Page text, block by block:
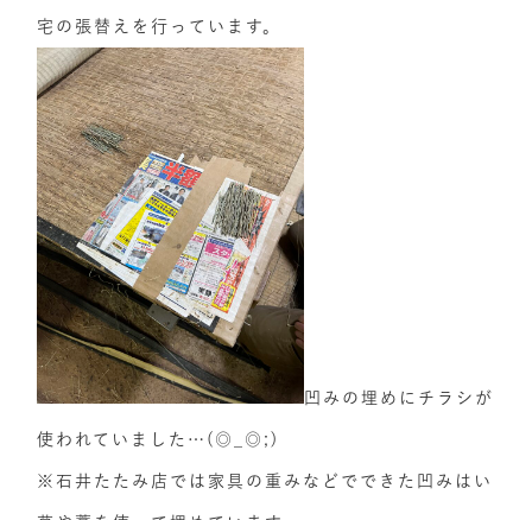
宅の張替えを行っています。
凹みの埋めにチラシが
使われていました…(◎_◎;)
※石井たたみ店では家具の重みなどでできた凹みはい